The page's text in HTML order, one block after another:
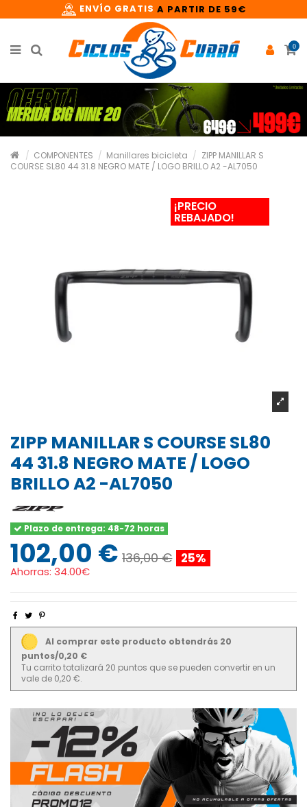
ENVÍO GRATIS A PARTIR DE 59€
0
COMPONENTES Manillares bicicleta
ZIPP MANILLAR S
COURSE SL80 44 31.8 NEGRO MATE / LOGO BRILLO A2 -AL7050
¡PRECIO
REBAJADO!
ZIPP MANILLAR S COURSE SL80
44 31.8 NEGRO MATE / LOGO
BRILLO A2 -AL7050
Plazo de entrega: 48-72 horas
102,00 € 136,00 € 25%
Ahorras: 34.00€
Al comprar este producto obtendrás 20
puntos/0,20 €
Tu carrito totalizará 20 puntos que se pueden convertir en un
vale de 0,20 €.